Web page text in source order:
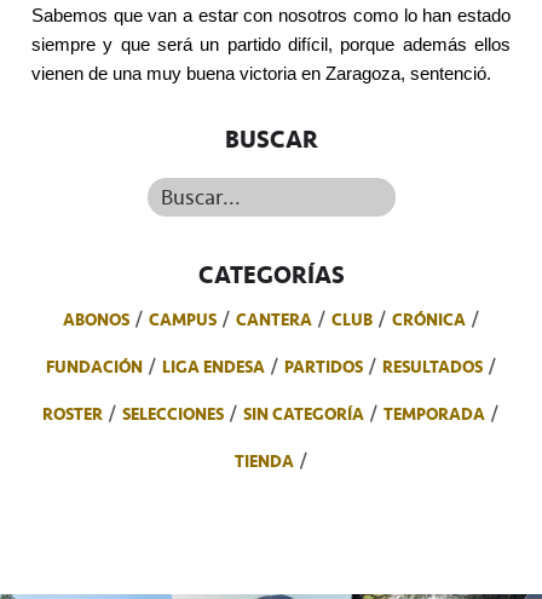
Sabemos que van a estar con nosotros como lo han estado
siempre y que será un partido difícil, porque además ellos
vienen de una muy buena victoria en Zaragoza, sentenció.
BUSCAR
Buscar...
CATEGORÍAS
ABONOS CAMPUS CANTERA CLUB
CRÓNICA
FUNDACIÓN
LIGA ENDESA PARTIDOS
RESULTADOS
ROSTER
SELECCIONES SIN CATEGORÍA
TEMPORADA
TIENDA